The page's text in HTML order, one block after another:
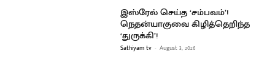
இஸ்ரேல் செய்த ‘சம்பவம்’!
நெதன்யாகுவை கிழித்தெறிந்த
‘துருக்கி’!
Sathiyam tv - August 3, 2026